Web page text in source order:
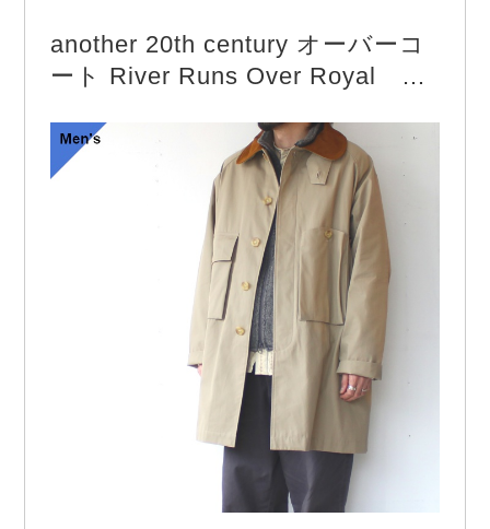
another 20th century オーバーコ
ート River Runs Over Royal